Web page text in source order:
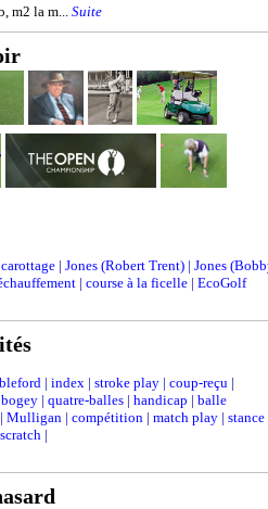
m2 la m... Suite
carottage | Jones (Robert Trent) | Jones
| course à la ficelle | EcoGolf
| index | stroke play | coup-reçu |
bogey | quatre-balles | handicap | balle
| Mulligan | compétition | match play | stance
scratch |